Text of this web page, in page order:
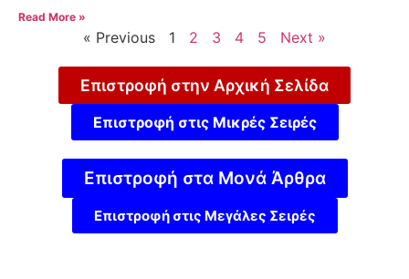
Read More »
« Previous 1 2 3 4 5 Next »
Επιστροφή στην Αρχική Σελίδα
Επιστροφή στις Μικρές Σειρές
Επιστροφή στα Μονά Άρθρα
Επιστροφή στις Μεγάλες Σειρές